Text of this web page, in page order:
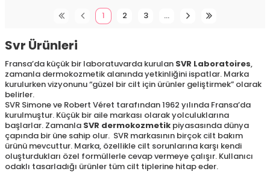
1
2 3 …
Svr Ürünleri
Fransa’da küçük bir laboratuvarda kurulan SVR Laboratoires,
zamanla dermokozmetik alanında yetkinliğini ispatlar. Marka
kurulurken vizyonunu “güzel bir cilt için ürünler geliştirmek” olarak
belirler.
SVR Simone ve Robert Véret tarafından 1962 yılında Fransa’da
kurulmuştur. Küçük bir aile markası olarak yolculuklarına
başlarlar. Zamanla SVR dermokozmetik piyasasında dünya
çapında bir üne sahip olur. SVR markasının birçok cilt bakım
ürünü mevcuttur. Marka, özellikle cilt sorunlarına karşı kendi
oluşturdukları özel formüllerle cevap vermeye çalışır. Kullanıcı
odaklı tasarladığı ürünler tüm cilt tiplerine hitap eder.